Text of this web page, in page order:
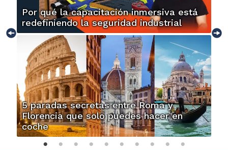
Por qué la capacitación inmersiva está
redefiniendo la seguridad industrial
5 paradas secretas entre Roma y
Florencia que solo puedes hacer en
coche